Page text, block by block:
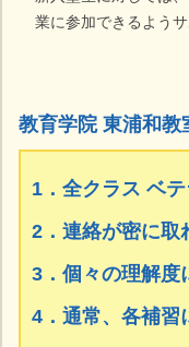
業に参加できるようサ
教育学院 東浦和教
1．全クラス ベ
2．連絡が密に取
3．個々の理解度
4．通常、各補習